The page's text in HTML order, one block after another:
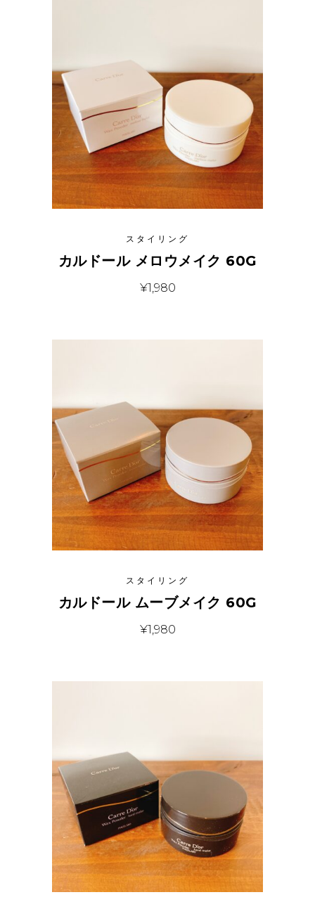
スタイリング
カルドール メロウメイク 60G
¥1,980
スタイリング
カルドール ムーブメイク 60G
¥1,980